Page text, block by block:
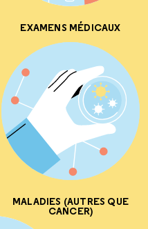
EXAMENS MÉDICAUX
MALADIES (AUTRES QUE
CANCER)